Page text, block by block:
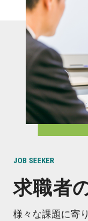
JOB SEEKER
求職者
様々な課題に寄